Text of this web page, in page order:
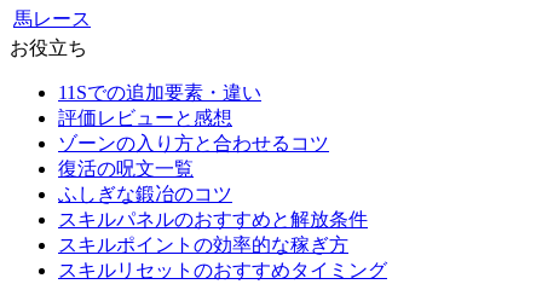
馬レース
お役立ち
11Sでの追加要素・違い
評価レビューと感想
ゾーンの入り方と合わせるコツ
復活の呪文一覧
ふしぎな鍛冶のコツ
スキルパネルのおすすめと解放条件
スキルポイントの効率的な稼ぎ方
スキルリセットのおすすめタイミング